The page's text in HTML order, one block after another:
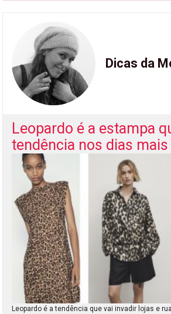
Dicas da
Leopardo é a estampa
tendência nos dias
Leopardo é a tendência que vai invadir lojas e